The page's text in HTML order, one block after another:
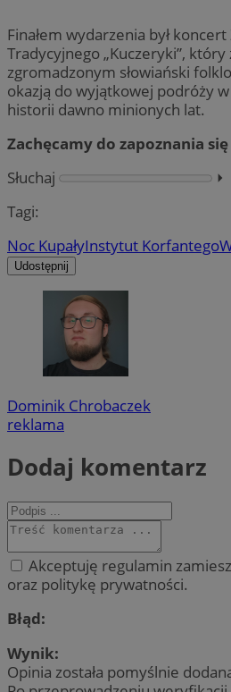
Finałem wydarzenia był koncert
Tradycyjnego „Kuczeryki”, który
zgromadzonym słowiański
okazją do wyjątkowej podróży w
historii dawno minionych lat.
Zachęcamy do zapoznania
Słuchaj
⏵︎
Tagi:
Noc KupałyInstytut Korfantego
Udostępnij
Dominik Chrobaczek
reklama
Dodaj komentarz
Akceptuję regulamin
oraz politykę prywatności.
Błąd:
Wynik:
Opinia została pomyślnie